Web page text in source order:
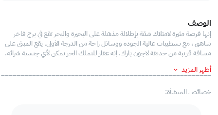
الوصف
إنها فرصة مثيرة لامتلاك شقة بإطلالة مذهلة على البحيرة والبحر تقع في برج فاخر
شاهق ، مع تشطيبات عالية الجودة ووسائل راحة من الدرجة الأولى. يقع المبنى على
مسافة قريبة من حديقة لاجون بارك. إنه عقار للتملك الحر يمكن لأي جنسية شرائه.
______________________________________________________
خصائص المنشأة:
أظهر المزيد